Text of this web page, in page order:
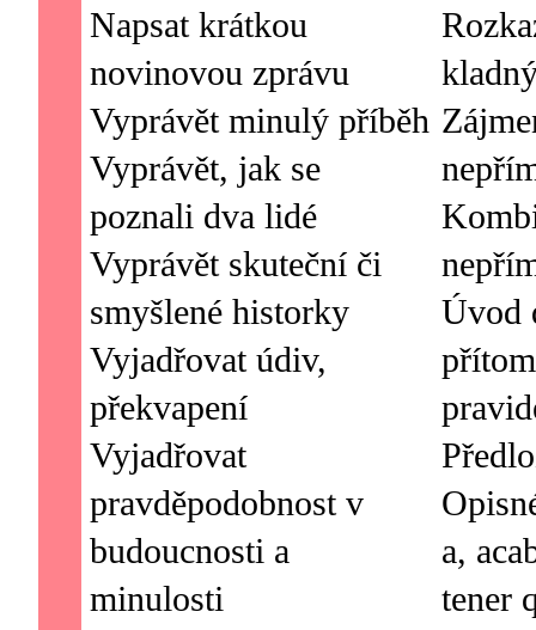
Napsat krátkou
novinovou zprávu
Vyprávět minulý příběh
Vyprávět, jak se
poznali dva lidé
Vyprávět skuteční či
smyšlené historky
Vyjadřovat údiv,
překvapení
Vyjadřovat
pravděpodobnost v
budoucnosti a
minulosti
Úvod
a,
tener